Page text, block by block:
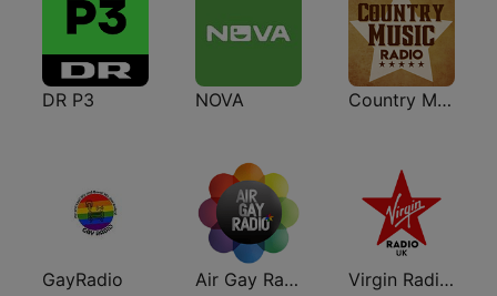
DR P3 NOVA Country Music Radio - 90's Country
GayRadio Air Gay Radio Virgin Radio UK